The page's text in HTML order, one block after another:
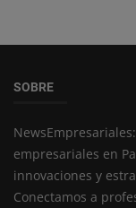
SOBRE
empresariales en
innovaciones y
Conectamos a